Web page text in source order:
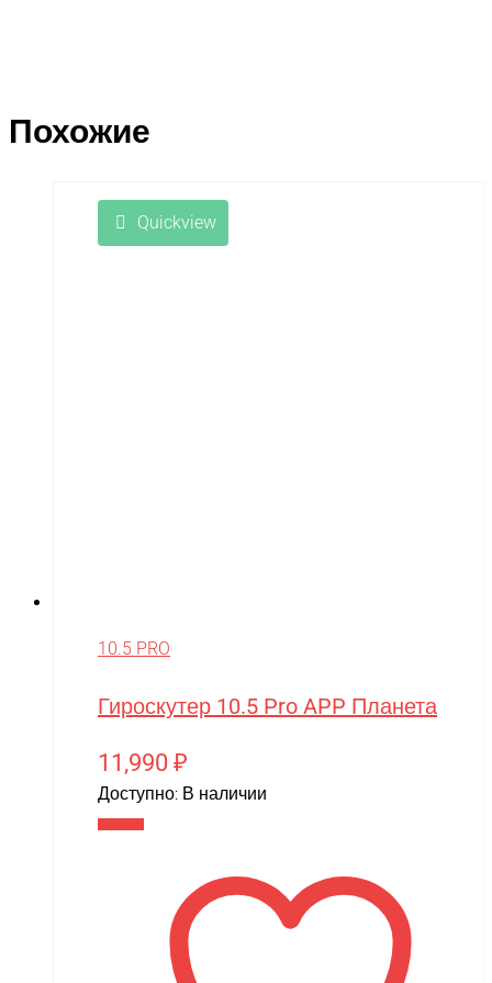
Похожие
Quickview
10.5 PRO
Гироскутер 10.5 Pro APP Планета
11,990 ₽
Доступно: В наличии